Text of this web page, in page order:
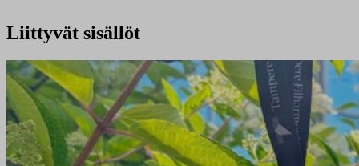
Liittyvät sisällöt